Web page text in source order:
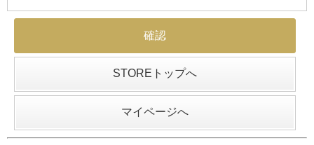
STOREトップへ
マイページへ